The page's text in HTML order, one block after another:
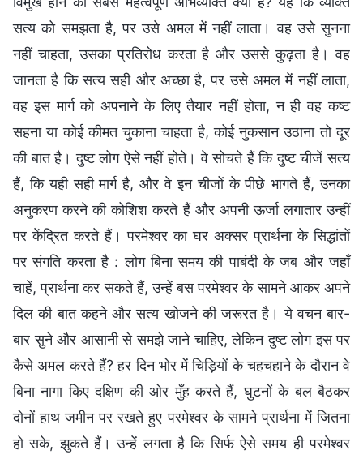
सत्य को समझता है, पर उसे अमल में नहीं लाता। वह उसे सुनना
नहीं चाहता, उसका प्रतिरोध करता है और उससे कुढ़ता है। वह
जानता है कि सत्य सही और अच्छा है, पर उसे अमल में नहीं लाता,
वह इस मार्ग को अपनाने के लिए तैयार नहीं होता, न ही वह कष्ट
सहना या कोई कीमत चुकाना चाहता है, कोई नुकसान उठाना तो दूर
की बात है। दुष्ट लोग ऐसे नहीं होते। वे सोचते हैं कि दुष्ट चीजें सत्य
हैं, कि यही सही मार्ग है, और वे इन चीजों के पीछे भागते हैं, उनका
अनुकरण करने की कोशिश करते हैं और अपनी ऊर्जा लगातार उन्हीं
पर केंद्रित करते हैं। परमेश्वर का घर अक्सर प्रार्थना के सिद्धांतों
पर संगति करता है : लोग बिना समय की पाबंदी के जब और जहाँ
चाहें, प्रार्थना कर सकते हैं, उन्हें बस परमेश्वर के सामने आकर अपने
दिल की बात कहने और सत्य खोजने की जरूरत है। ये वचन बार-
बार सुने और आसानी से समझे जाने चाहिए, लेकिन दुष्ट लोग इस पर
कैसे अमल करते हैं? हर दिन भोर में चिड़ियों के चहचहाने के दौरान वे
बिना नागा किए दक्षिण की ओर मुँह करते हैं, घुटनों के बल बैठकर
दोनों हाथ जमीन पर रखते हुए परमेश्वर के सामने प्रार्थना में जितना
हो सके, झुकते हैं। उन्हें लगता है कि सिर्फ ऐसे समय ही परमेश्वर